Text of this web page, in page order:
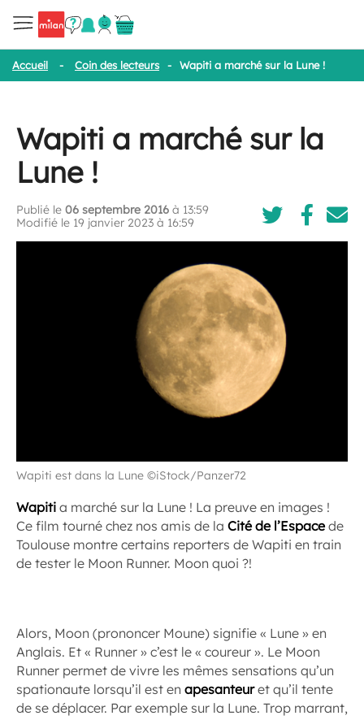
Accueil - Coin des lecteurs - Wapiti a marché sur la Lune !
Wapiti a marché sur la
Lune !
Publié le 06 septembre 2016 à 13:59
Modifié le 19 janvier 2023 à 16:59
Wapiti est dans la Lune ©iStock/Panzer72
Wapiti a marché sur la Lune ! La preuve en images !
Ce film tourné chez nos amis de la Cité de l’Espacede
Toulouse montre certains reporters de Wapiti en train
de tester le Moon Runner. Moon quoi ?!
Alors, Moon (prononcer Moune) signifie « Lune » en
Anglais. Et « Runner » c’est le « coureur ». Le Moon
Runner permet de vivre les mêmes sensations qu’un
spationaute lorsqu’il est en apesanteuret qu’il tente
de se déplacer. Par exemple sur la Lune. Trop marrant,